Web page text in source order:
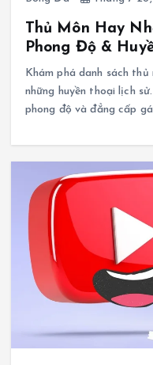
Thủ Môn Hay
Phong Độ &
Khám phá danh sách
những huyền thoại lịch
phong độ và đẳng cấp